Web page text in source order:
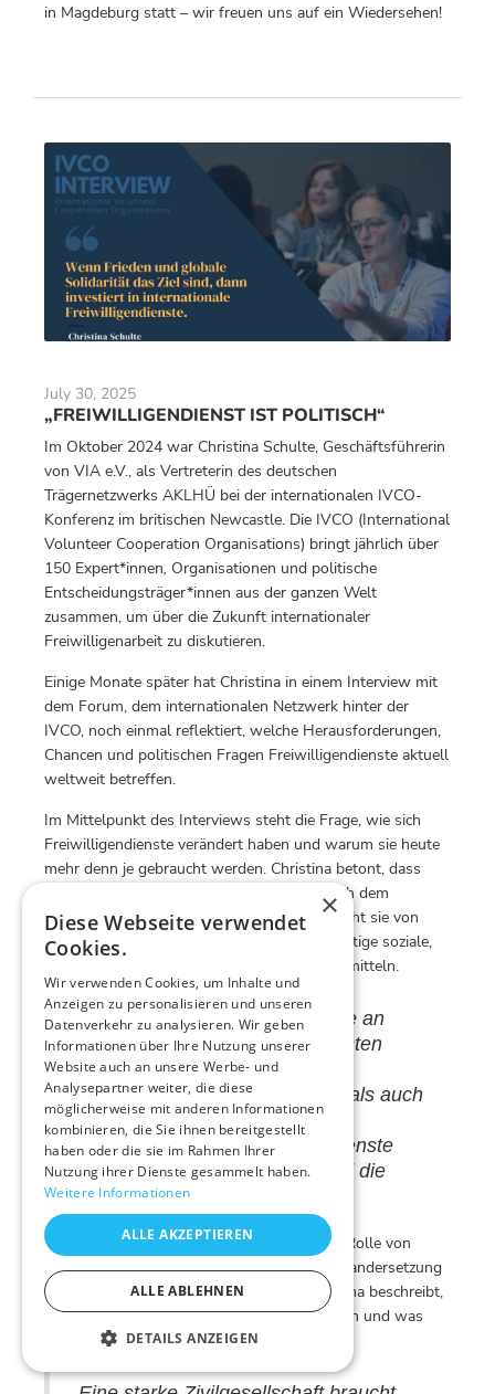
in Magdeburg statt – wir freuen uns auf ein Wiedersehen!
July 30, 2025
„FREIWILLIGENDIENST IST POLITISCH“
Im Oktober 2024 war Christina Schulte, Geschäftsführerin
von VIA e.V., als Vertreterin des deutschen
Trägernetzwerks AKLHÜ bei der internationalen IVCO-
Konferenz im britischen Newcastle. Die IVCO (International
Volunteer Cooperation Organisations) bringt jährlich über
150 Expert*innen, Organisationen und politische
Entscheidungsträger*innen aus der ganzen Welt
zusammen, um über die Zukunft internationaler
Freiwilligenarbeit zu diskutieren.
Einige Monate später hat Christina in einem Interview mit
dem Forum, dem internationalen Netzwerk hinter der
IVCO, noch einmal reflektiert, welche Herausforderungen,
Chancen und politischen Fragen Freiwilligendienste aktuell
weltweit betreffen.
Im Mittelpunkt des Interviews steht die Frage, wie sich
Freiwilligendienste verändert haben und warum sie heute
mehr denn je gebraucht werden. Christina betont, dass
diese Dienste längst kein „Lückenfüller“ nach dem
Schulabschluss mehr sind. Stattdessen spricht sie von
Bildungsdiensten, die jungen Menschen wichtige soziale,
persönliche und politische Kompetenzen vermitteln.
„Wir wissen, dass Teilnehmende an
internationalen Freiwilligendiensten
danach resilienter, mobiler und
engagierter sind, sowohl sozial als auch
politisch. Wir können mit gutem
Gewissen sagen: Freiwilligendienste
stärken die Zivilgesellschaft und die
Demokratie.“
Ein zentrales Anliegen ist ihr dabei auch die Rolle von
Unterschieden, Vielfalt und kritischer Auseinandersetzung
in einer demokratischen Gesellschaft. Christina beschreibt,
was Freiwillige in ihrem Dienst lernen können und was
das für unsere Gesellschaft bedeutet:
×
Diese Webseite verwendet
Cookies.
Wir verwenden Cookies, um Inhalte und
Anzeigen zu personalisieren und unseren
Datenverkehr zu analysieren. Wir geben
Informationen über Ihre Nutzung unserer
Website auch an unsere Werbe- und
Analysepartner weiter, die diese
möglicherweise mit anderen Informationen
kombinieren, die Sie ihnen bereitgestellt
haben oder die sie im Rahmen Ihrer
Nutzung ihrer Dienste gesammelt haben.
Weitere Informationen
ALLE AKZEPTIEREN
ALLE ABLEHNEN
DETAILS ANZEIGEN